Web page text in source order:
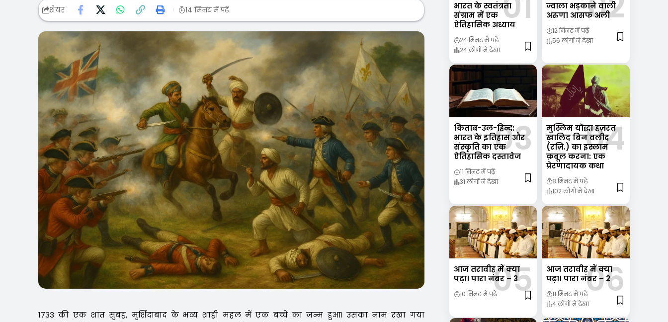
शेयर 14 मिनट में पढ़ें
1733 की एक शांत सुबह, मुर्शिदाबाद के भव्य शाही महल में एक बच्चे का जन्म हुआ। उसका नाम रखा गया
भारत के स्वतंत्रता
संग्राम में एक
ऐतिहासिक अध्याय
24 मिनट में पढ़ें
24 लोगों ने देखा
ज्वाला भड़काने वाली
अरुणा आसफ अली
12 मिनट में पढ़ें
56 लोगों ने देखा
किताब-उल-हिन्द:
भारत के इतिहास और
संस्कृति का एक
ऐतिहासिक दस्तावेज
11 मिनट में पढ़ें
31 लोगों ने देखा
मुस्लिम योद्धा हज़रत
ख़ालिद बिन वलीद
(रज़ि.) का इस्लाम
क़बूल करना: एक
प्रेरणादायक कथा
8 मिनट में पढ़ें
102 लोगों ने देखा
आज तरावीह में क्या
पढ़ा। पारा नंबर – 3
10 मिनट में पढ़ें
आज तरावीह में क्या
पढ़ा। पारा नंबर – 2
11 मिनट में पढ़ें
4 लोगों ने देखा